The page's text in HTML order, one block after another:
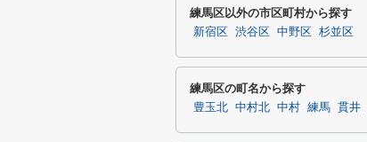
練馬区以外の市区町村から探す
新宿区 渋谷区 中野区 杉並区
練馬区の町名から探す
豊玉北 中村北 中村 練馬 貫井